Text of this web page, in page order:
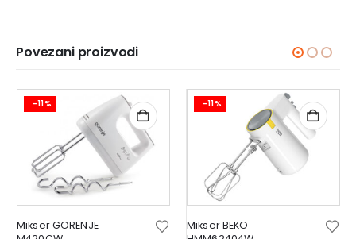
Povezani proizvodi
-11%
Mikser GORENJE
-11%
Mikser BEKO